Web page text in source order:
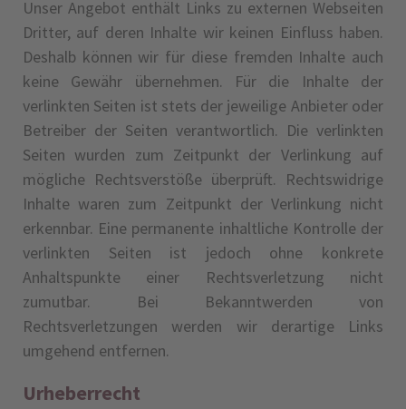
Unser Angebot enthält Links zu externen Webseiten
Dritter, auf deren Inhalte wir keinen Einfluss haben.
Deshalb können wir für diese fremden Inhalte auch
keine Gewähr übernehmen. Für die Inhalte der
verlinkten Seiten ist stets der jeweilige Anbieter oder
Betreiber der Seiten verantwortlich. Die verlinkten
Seiten wurden zum Zeitpunkt der Verlinkung auf
mögliche Rechtsverstöße überprüft. Rechtswidrige
Inhalte waren zum Zeitpunkt der Verlinkung nicht
erkennbar. Eine permanente inhaltliche Kontrolle der
verlinkten Seiten ist jedoch ohne konkrete
Anhaltspunkte einer Rechtsverletzung nicht
zumutbar. Bei Bekanntwerden von
Rechtsverletzungen werden wir derartige Links
umgehend entfernen.
Urheberrecht